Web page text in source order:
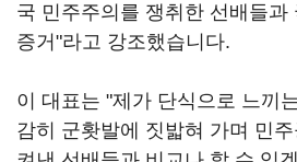
국 민주주의를 쟁취한 선배들과
증거"라고 강조했습니다.
이 대표는 "제가 단식으로 느끼
감히 군홧발에 짓밟혀 가며 민